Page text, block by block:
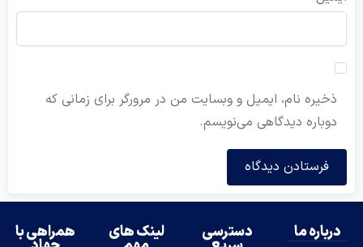
نام، ایمیل و وبسایت من در مرورگر برای زمانی که
دیدگاهی می‌نویسم.
ما دسترسی لینک های همراهی با